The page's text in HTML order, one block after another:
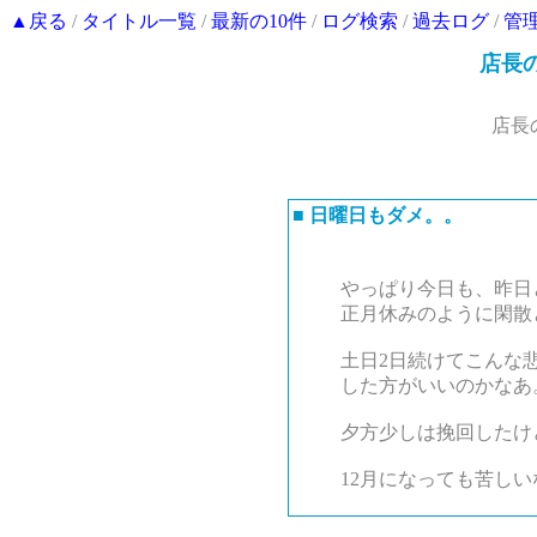
▲戻る / タイトル一覧 /最新の10件 / ログ検索 /過去ログ /管
店長
店長
■ 日曜日もダメ。。
やっぱり今日も、昨
正月休みのように閑
土日2日続けてこんな
した方がいいのかなあ
夕方少しは挽回した
12月になっても苦し